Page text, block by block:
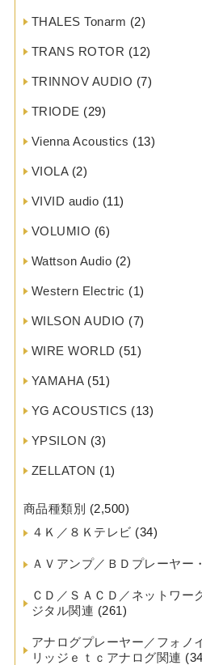
THALES Tonarm (2)
TRANS ROTOR (12)
TRINNOV AUDIO (7)
TRIODE (29)
Vienna Acoustics (13)
VIOLA(2)
VIVID audio (11)
VOLUMIO (6)
Wattson Audio (2)
Western Electric (1)
WILSON AUDIO (7)
WIRE WORLD (51)
YAMAHA(51)
YG ACOUSTICS (13)
YPSILON (3)
ZELLATON (1)
商品種類別 (2,500)
４Ｋ／８Ｋテレビ (34)
ＡＶアンプ／ＢＤプレーヤー
ＣＤ／ＳＡＣＤ／ネットワー
ジタル関連 (261)
アナログプレーヤー／フォノ
リッジｅｔｃアナログ関連